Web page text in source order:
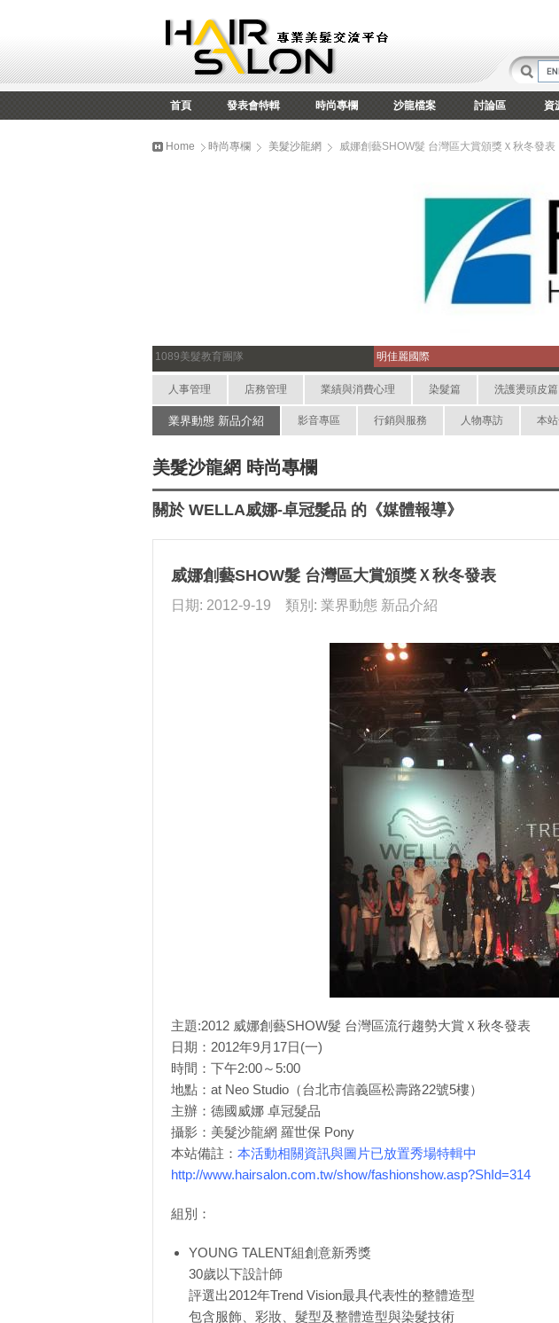
首頁 發表會特輯 時尚專欄 沙龍檔案 討論區 資
Home 時尚專欄 美髮沙龍網 威娜創藝SHOW髮 台灣區大賞頒獎Ｘ秋冬發表
1089美髮教育團隊 明佳麗國際
人事管理 店務管理 業績與消費心理 染髮篇 洗護燙頭皮篇
業界動態 新品介紹 影音專區 行銷與服務 人物專訪 本
美髮沙龍網 時尚專欄
關於 WELLA威娜-卓冠髮品 的《媒體報導》
威娜創藝SHOW髮 台灣區大賞頒獎Ｘ秋冬發表
日期: 2012-9-19 類別: 業界動態 新品介紹
主題:2012 威娜創藝SHOW髮 台灣區流行趨勢大賞Ｘ秋冬發表
日期：2012年9月17日(一)
時間：下午2:00～5:00
地點：at Neo Studio（台北市信義區松壽路22號5樓）
主辦：德國威娜 卓冠髮品
攝影：美髮沙龍網 羅世保 Pony
本站備註： 本活動相關資訊與圖片已放置秀場特輯中
http://www.hairsalon.com.tw/show/fashionshow.asp?ShId=314
組別：
YOUNG TALENT組創意新秀獎
30歲以下設計師
評選出2012年Trend Vision最具代表性的整體造型
包含服飾、彩妝、髮型及整體造型與染髮技術